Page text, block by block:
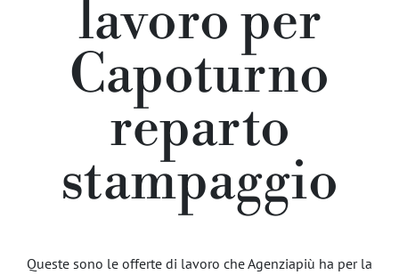
lavoro per
Capoturno
reparto
stampaggio
Queste sono le offerte di lavoro che Agenziapiù ha per la